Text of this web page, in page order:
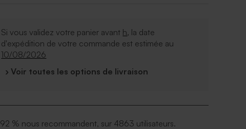
Si vous validez votre panier avant h, la date
d'expédition de votre commande est estimée au
10/08/2026
› Voir toutes les options de livraison
92 % nous recommandent, sur 4863 utilisateurs.